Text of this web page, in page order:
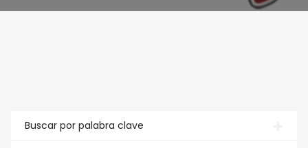
Buscar por palabra clave